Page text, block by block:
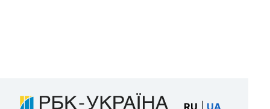
RU UA